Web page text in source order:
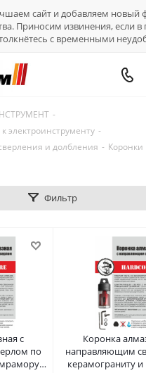
сайт и добавляем новый
Приносим извинения, если в
с временными
-
электроинструменту -
и долбления - Коронки
Фильтр
с
по
Коронка
направляющим
керамограниту